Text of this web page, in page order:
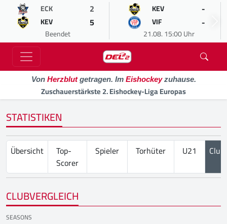
ECK 2
KEV 5
Beendet
KEV -
VIF -
21.08. 15:00 Uhr
Von Herzblutgetragen. Im Eishockeyzuhause.
Zuschauerstärkste 2. Eishockey-Liga Europas
STATISTIKEN
Übersicht
Top-
Scorer
Spieler Torhüter U21
CLUBVERGLEICH
SEASONS